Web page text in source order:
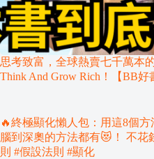
思考致富，全球熱賣七千萬本
Think And Grow Rich！【BB好
🔥終極顯化懶人包：用這8個
腦到深奧的方法都有😻！ 不花
則 #假設法則 #顯化